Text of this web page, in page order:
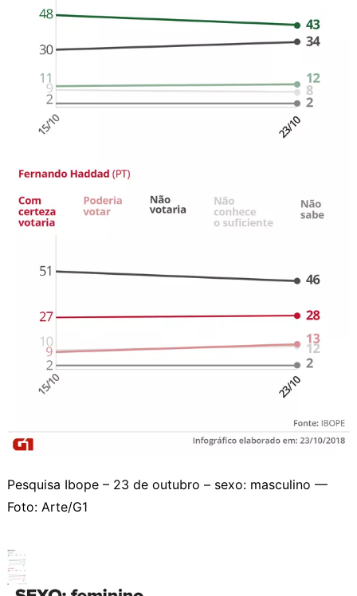
Pesquisa Ibope – 23 de outubro – sexo: masculino —
Foto: Arte/G1